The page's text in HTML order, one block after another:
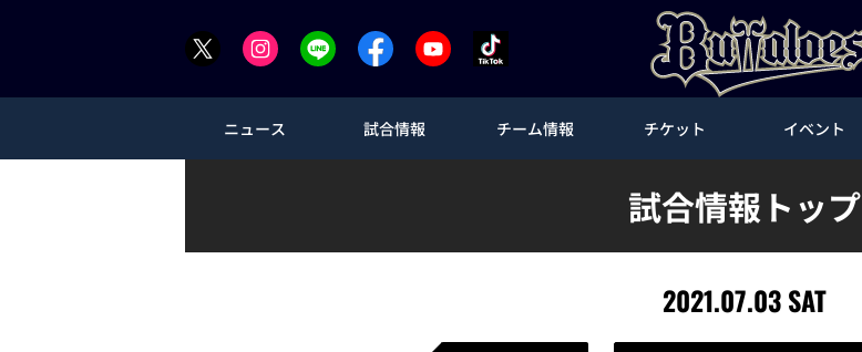
ニュース 試合情報 チーム情報 チケット イベント
試合情報トップ
2021.07.03 SAT